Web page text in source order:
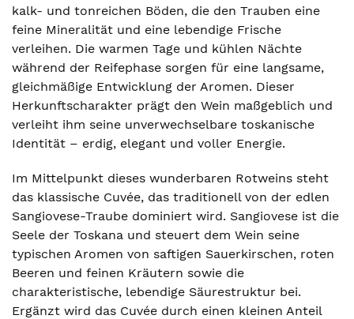
kalk- und tonreichen Böden, die den Trauben eine
feine Mineralität und eine lebendige Frische
verleihen. Die warmen Tage und kühlen Nächte
während der Reifephase sorgen für eine langsame,
gleichmäßige Entwicklung der Aromen. Dieser
Herkunftscharakter prägt den Wein maßgeblich und
verleiht ihm seine unverwechselbare toskanische
Identität – erdig, elegant und voller Energie.
Im Mittelpunkt dieses wunderbaren Rotweins steht
das klassische Cuvée, das traditionell von der edlen
Sangiovese-Traube dominiert wird. Sangiovese ist die
Seele der Toskana und steuert dem Wein seine
typischen Aromen von saftigen Sauerkirschen, roten
Beeren und feinen Kräutern sowie die
charakteristische, lebendige Säurestruktur bei.
Ergänzt wird das Cuvée durch einen kleinen Anteil